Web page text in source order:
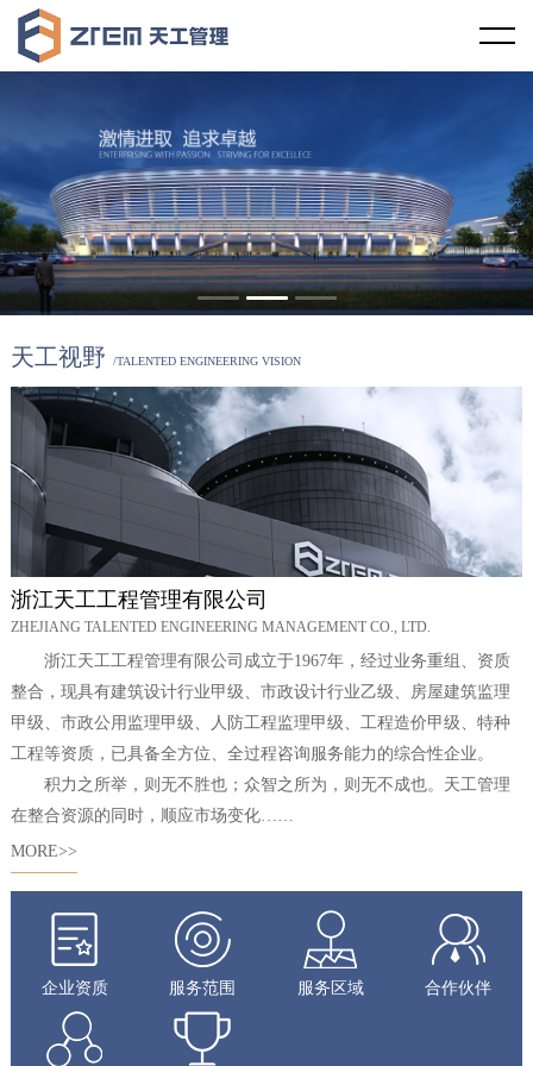
天工视野 /TALENTED ENGINEERING VISION
浙江天工工程管理有限公司
ZHEJIANG TALENTED ENGINEERING MANAGEMENT CO., LTD.
浙江天工工程管理有限公司成立于1967年，经过业务重组、资质
整合，现具有建筑设计行业甲级、市政设计行业乙级、房屋建筑监理
甲级、市政公用监理甲级、人防工程监理甲级、工程造价甲级、特种
工程等资质，已具备全方位、全过程咨询服务能力的综合性企业。
积力之所举，则无不胜也；众智之所为，则无不成也。天工管理
在整合资源的同时，顺应市场变化……
MORE>>
企业资质 服务范围 服务区域 合作伙伴
企业概况
企业资质
服务范围
合作伙伴
发展历程
企业荣誉
天工文化
企业宗旨
服务理念
廉政教育
天工资讯
行业新闻
技术规范
天工案例
造价咨询
项目管理
工程监理
全过程咨询
学术交流
学术论文
专利课题
专业技术委员会
人力资源
人才理念
员工培训
社会招聘
联系我们